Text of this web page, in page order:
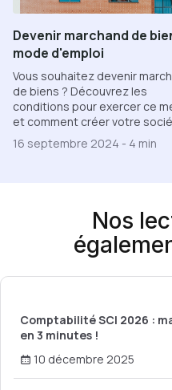
Devenir marchand de
mode d'emploi
Vous souhaitez devenir
de biens ? Découvrez les
conditions pour exercer ce
et comment créer votre
16 septembre 2024 - 4 min
Nos
Comptabilité SCI 2026 :
en 3 minutes !
10 décembre 2025